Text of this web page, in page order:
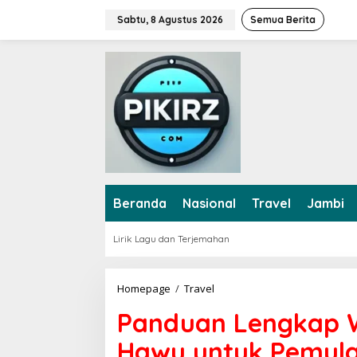
w
Sabtu, 8 Agustus 2026 Semua Berita
Beranda Nasional Travel Jambi
Lirik Lagu dan Terjemahan
Homepage / Travel
n
d
u
Panduan Lengkap